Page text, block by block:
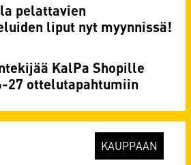
pelattavien
liput nyt myynnissä!
KalPa Shopille
27 ottelutapahtumiin
KAUPPAAN